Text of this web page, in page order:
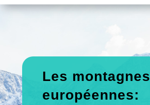
Les montagnes
européennes: